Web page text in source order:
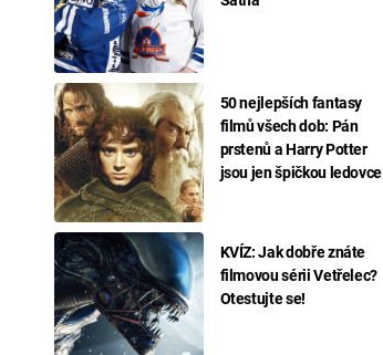
50 nejlepších fantasy
filmů všech dob: Pán
prstenů a Harry Potter
jsou jen špičkou ledovce
KVÍZ: Jak dobře znáte
filmovou sérii Vetřelec?
Otestujte se!